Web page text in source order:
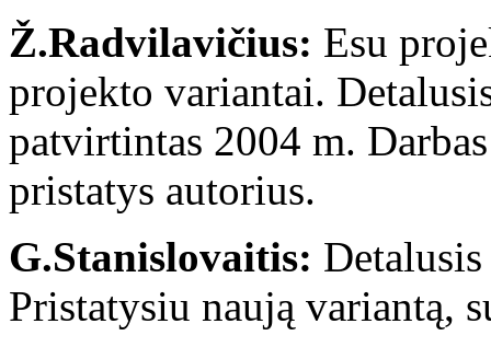
Ž.Radvilavičius: Esu
projekto variantai.
patvirtintas 2004 m.
pristatys autorius.
G.Stanislovaitis:
Pristatysiu naują variantą,